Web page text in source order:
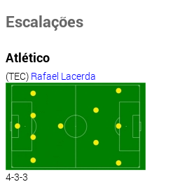
Escalações
Atlético
(TEC) Rafael Lacerda
4-3-3